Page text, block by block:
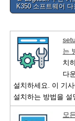
navigation
K350 소프트웨어 다
는
치
다
설치하세요. 이 기
설치하는 방법을 설
모